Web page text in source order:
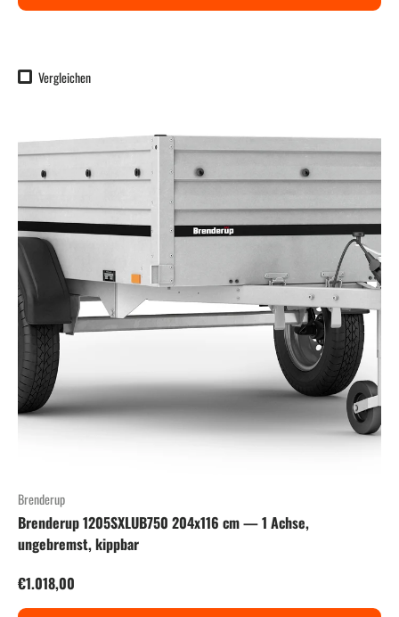
Vergleichen
Brenderup
Brenderup 1205SXLUB750 204x116 cm — 1 Achse,
ungebremst, kippbar
Normaler Preis
€1.018,00